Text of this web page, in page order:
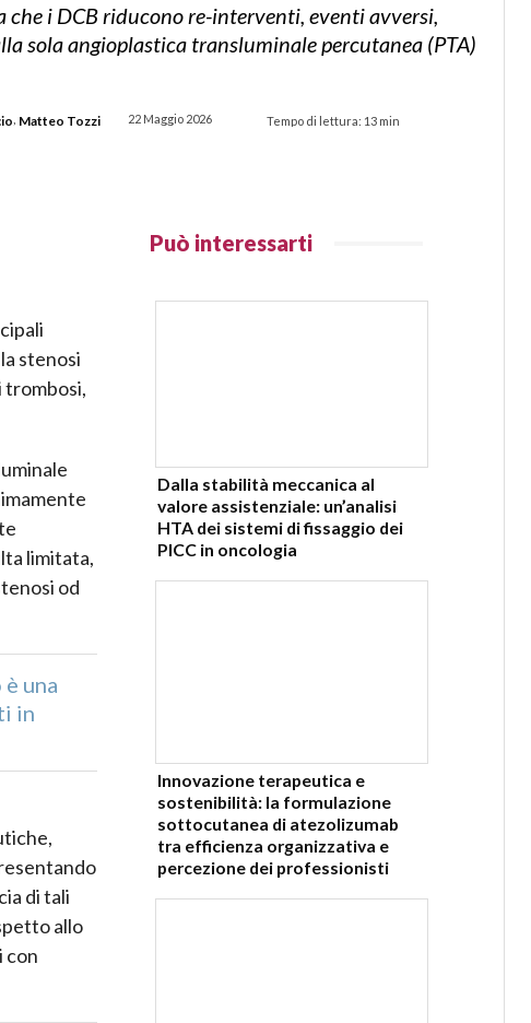
i DCB riducono re-interventi, eventi avversi,
sola angioplastica transluminale percutanea (PTA)
Matteo Tozzi 22 Maggio 2026 Tempo di lettura: 13 min
stenosi
trombosi,
limitata,
od
una
in
di tali
allo
con
Può interessarti
Dalla stabilità meccanica al
valore assistenziale: un’analisi
HTA dei sistemi di fissaggio dei
PICC in oncologia
Innovazione terapeutica e
sostenibilità: la formulazione
sottocutanea di atezolizumab
tra efficienza organizzativa e
percezione dei professionisti